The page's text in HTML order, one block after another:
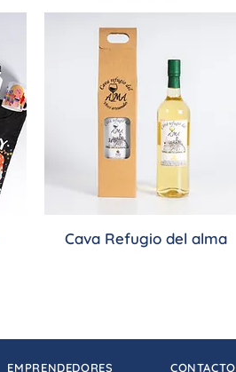
Cava Refugio del alma
EMPRENDEDORES CONTACTO